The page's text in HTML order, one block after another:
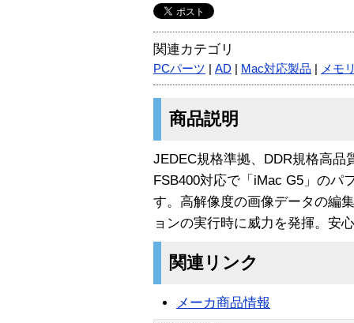
関連カテゴリ
PCパーツ AD Mac対応製品 メモ
商品説明
JEDEC規格準拠、DDR規格高品
FSB400対応で「iMac G5」のパ
す。高解像度の画像データの編
ョンの実行時に威力を発揮。安
関連リンク
メーカ商品情報